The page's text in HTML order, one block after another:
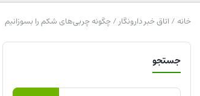
خانه / اتاق خبر دارونگار/ چگونه چربی‌های شکم را بسوزانیم
جستجو